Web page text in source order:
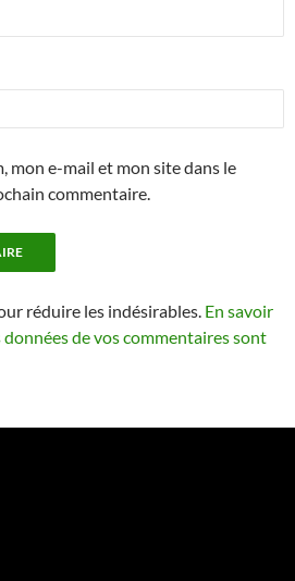
mon e-mail et mon site dans le
commentaire.
réduire les indésirables. En savoir
de vos commentaires sont